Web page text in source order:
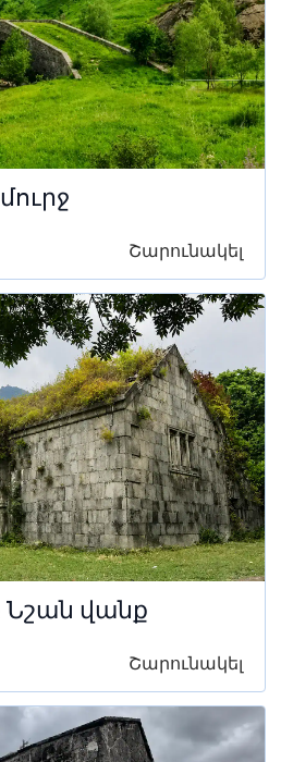
Շարունակել
Նշան վանք
Շարունակել